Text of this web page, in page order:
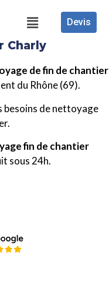
Devis
Charly
de fin de chantier
du Rhône (69).
besoins de nettoyage
fin de chantier
sous 24h.